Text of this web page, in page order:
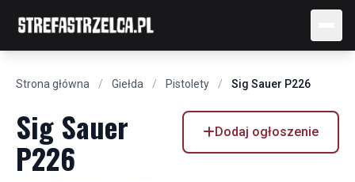
Strona główna / Giełda / Pistolety / Sig Sauer P226
Sig Sauer
P226
Dodaj ogłoszenie